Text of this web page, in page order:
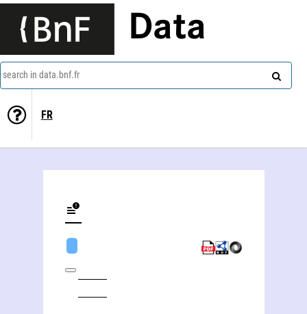
Data
search in data.bnf.fr
FR